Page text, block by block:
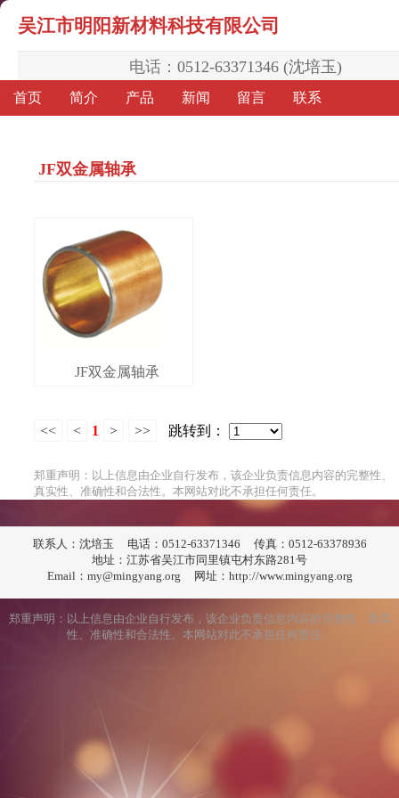
吴江市明阳新材料科技有限公司
电话： 0512-63371346 (沈培玉)
首页 简介 产品 新闻 留言 联系
JF双金属轴承
JF双金属轴承
<< < 1 > >> 跳转到：
郑重声明：以上信息由企业自行发布，该企业负责信息内容的完整性、
真实性、准确性和合法性。本网站对此不承担任何责任。
联系人：沈培玉 电话：0512-63371346
传真：0512-63378936
地址：江苏省吴江市同里镇屯村东路281号
Email：my@mingyang.org
网址：http://www.mingyang.org
郑重声明：以上信息由企业自行发布，该企业负责信息内容的完整性、真实
性、准确性和合法性。本网站对此不承担任何责任。